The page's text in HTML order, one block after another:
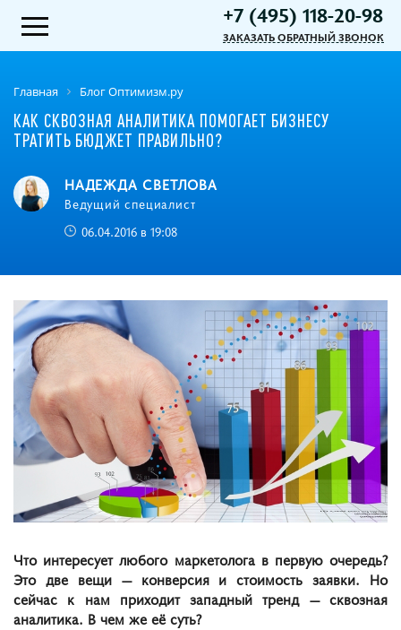
+7 (495) 118-20-98
ЗАКАЗАТЬ ОБРАТНЫЙ ЗВОНОК
Главная Блог Оптимизм.ру
КАК СКВОЗНАЯ АНАЛИТИКА ПОМОГАЕТ БИЗНЕСУ
ТРАТИТЬ БЮДЖЕТ ПРАВИЛЬНО?
НАДЕЖДА СВЕТЛОВА
Ведущий специалист
06.04.2016 в 19:08
Что интересует любого маркетолога в первую очередь?
Это две вещи — конверсия и стоимость заявки. Но
сейчас к нам приходит западный тренд — сквозная
аналитика. В чем же её суть?